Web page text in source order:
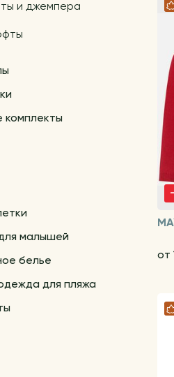
и джемпера
комплекты
малышей
белье
для пляжа
от